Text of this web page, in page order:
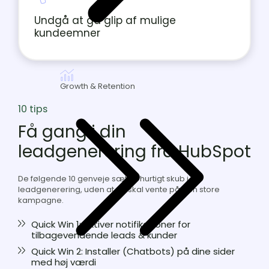
Growth & Retention
Undgå at gå glip af mulige
kundeemner
gå
glip
af
mulige
10 tips
Få gang i din
leadgenerering fra HubSpot
De følgende 10 genveje sætter hurtigt skub i din
leadgenerering, uden at du skal vente på den store
kampagne.
Quick Win 1: Aktiver notifikationer for
tilbagevendende leads & kunder
Quick
Win
1:
Aktiver
notifikationer
Quick Win 2: Installer (Chatbots) på dine sider
med høj værdi
Quick
Win